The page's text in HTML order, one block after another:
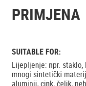
PRIMJENA
SUITABLE FOR:
Lijepljenje: npr. staklo,
mnogi sintetički
aluminij, cink, čelik,